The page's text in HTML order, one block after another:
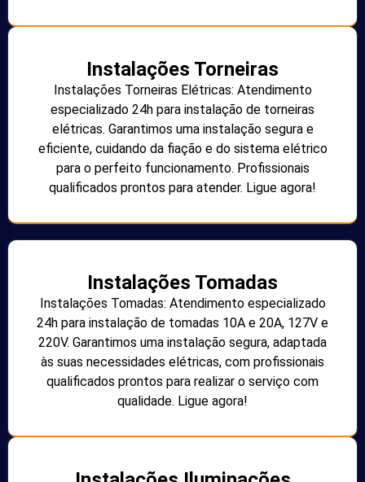
Instalações Torneiras
Instalações Torneiras Elétricas: Atendimento
especializado 24h para instalação de torneiras
elétricas. Garantimos uma instalação segura e
eficiente, cuidando da fiação e do sistema elétrico
para o perfeito funcionamento. Profissionais
qualificados prontos para atender. Ligue agora!
Instalações Tomadas
Instalações Tomadas: Atendimento especializado
24h para instalação de tomadas 10A e 20A, 127V e
220V. Garantimos uma instalação segura, adaptada
às suas necessidades elétricas, com profissionais
qualificados prontos para realizar o serviço com
qualidade. Ligue agora!